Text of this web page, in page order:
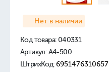
Нет в наличии
Код товара: 040331
Артикул: А4-500
ШтрихКод: 6951476310657